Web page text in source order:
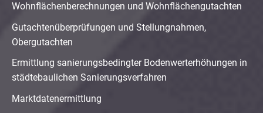
Wohnflächenberechnungen und Wohnflächengutachten
Gutachtenüberprüfungen und Stellungnahmen,
Obergutachten
Ermittlung sanierungsbedingter Bodenwerterhöhungen in
städtebaulichen Sanierungsverfahren
Marktdatenermittlung